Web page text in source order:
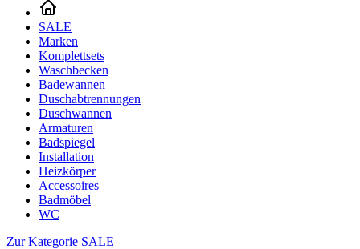
SALE
Marken
Komplettsets
Waschbecken
Badewannen
Duschabtrennungen
Duschwannen
Armaturen
Badspiegel
Installation
Heizkörper
Accessoires
Badmöbel
WC
Zur Kategorie SALE